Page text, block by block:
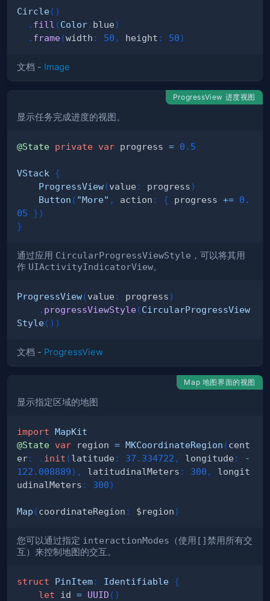
Circle( )
. fill (Color. blue)
. frame(width : 50 , height : 50)
文档 - Image
ProgressView 进度视图
显示任务完成进度的视图。
@State private var progress = 0.5
VStack
{
ProgressView(value : progress)
Button ( "More" , action : { progress += 0.
05
})
}
通过应用 CircularProgressViewStyle ，可以将其用
作 UIActivityIndicatorView。
ProgressView(value : progress)
. progressViewStyle(CircularProgressView
Style( ) )
文档 - ProgressView
Map 地图界面的视图
显示指定区域的地图
import MapKit
@State var region = MKCoordinateRegion (cent
er: . init (latitude : 37.334722 , longitude :
-
122.008889) , latitudinalMeters : 300 ,
longit
udinalMeters : 300)
Map (coordinateRegion : $region)
您可以通过指定 interactionModes （使用 []禁用所有交
互）来控制地图的交互。
struct PinItem: Identifiable {
let id = UUID ( )